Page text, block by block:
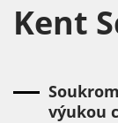
Kent
výukou